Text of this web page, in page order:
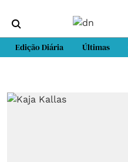
Edição Diária Últimas